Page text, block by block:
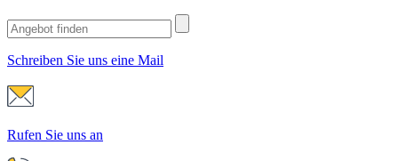
Schreiben Sie uns eine Mail
Rufen Sie uns an